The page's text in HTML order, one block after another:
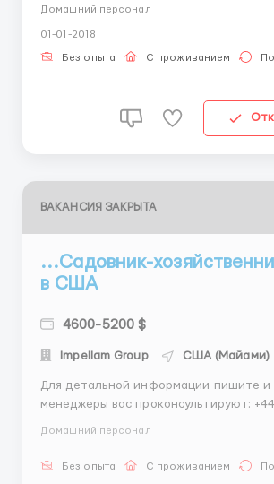
Домашний персонал
01-01-2018
Без опыта С проживанием
ВАКАНСИЯ ЗАКРЫТА
...Садовник-
в США
4600-5200 $
Impellam Group США (Майами)
Для детальной информации пишите
менеджеры вас проконсультируют: +44 7387 793670
Impellam Group plc Наши гарантии: Более 15 лет
Домашний персонал
Без опыта С проживанием